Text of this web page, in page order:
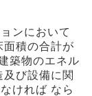
ンにおいて
面積の合計が
築物のエネル
び設備に関
ければ なら